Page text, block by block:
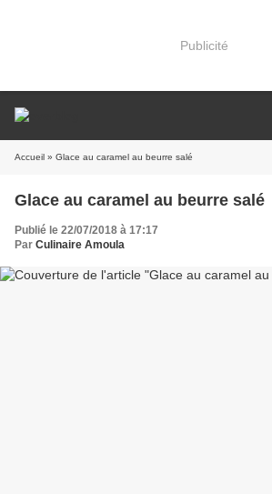
Publicité
Accueil » Glace au caramel au beurre salé
Glace au caramel au beurre salé
Publié le 22/07/2018 à 17:17
Par Culinaire Amoula